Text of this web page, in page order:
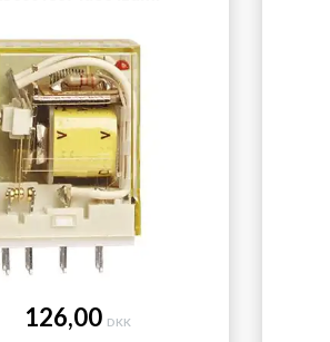
126,00 DKK